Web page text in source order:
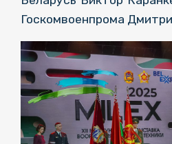
Госкомвоенпрома